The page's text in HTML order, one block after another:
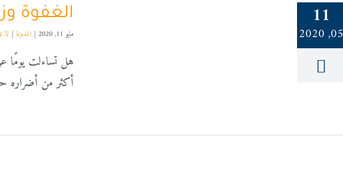
11
05, 2020
الغفوة
مايو 11, 2020 | المدونة | لا
هل تساءلت يومًا
أكثر من أضراره